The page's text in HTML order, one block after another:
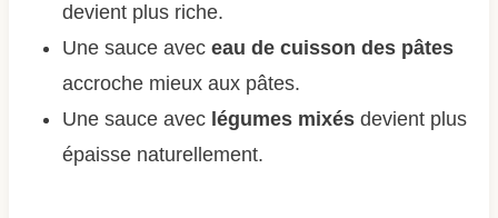
devient plus riche.
Une sauce avec eau de cuisson des pâtes
accroche mieux aux pâtes.
Une sauce avec légumes mixésdevient plus
épaisse naturellement.